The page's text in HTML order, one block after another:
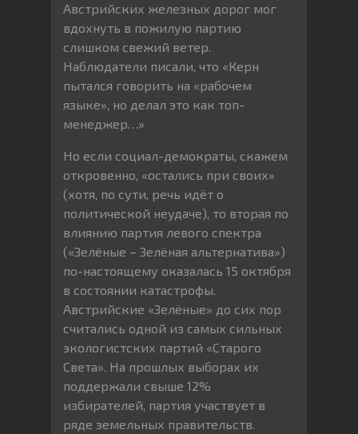
Австрийских железных дорог мог
вдохнуть в пожилую партию
слишком свежий ветер.
Наблюдатели писали, что «Керн
пытался говорить на «рабочем
языке», но делал это как топ-
менеджер…»
Но если социал-демократы, скажем
откровенно, «остались при своих»
(хотя, по сути, речь идёт о
политической неудаче), то вторая по
влиянию партия левого спектра
(«Зелёные – Зелёная альтернатива»)
по-настоящему оказалась 15 октября
в состоянии катастрофы.
Австрийские «Зелёные» до сих пор
считались одной из самых сильных
экологистских партий «Старого
Света». На прошлых выборах их
поддержали свыше 12%
избирателей, партия участвует в
ряде земельных правительств.